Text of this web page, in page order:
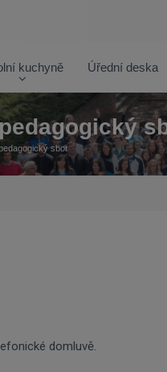
kuchyně Úřední deska
sbor
domluvě.